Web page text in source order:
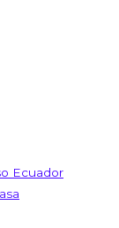
Ecuador